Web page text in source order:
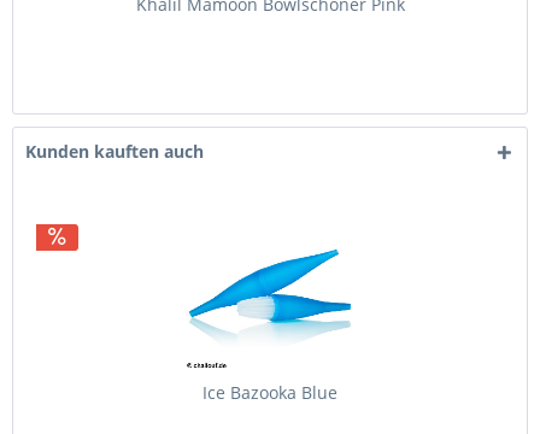
Kunden kauften auch
Ice Bazooka Blue